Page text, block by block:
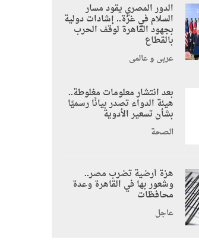
الدور المصري يقود مسار
السلام في غزة.. إشادات دولية
بجهود القاهرة لوقف الحرب
بالقطاع
عربي و عالمي
بعد انتشار معلومات مغلوطة..
هيئة الدواء تصدر بيانًا رسميًا
بشأن تسعير الأدوية
الصحة
هزة أرضية تضرب مصر..
وشعور بها في القاهرة وعدة
محافظات
عاجل